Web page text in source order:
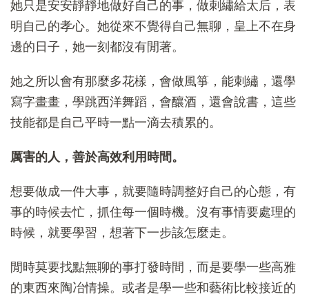
她只是安安靜靜地做好自己的事，做刺繡給太后，表
明自己的孝心。她從來不覺得自己無聊，皇上不在身
邊的日子，她一刻都沒有閒著。
她之所以會有那麼多花樣，會做風箏，能刺繡，還學
寫字畫畫，學跳西洋舞蹈，會釀酒，還會說書，這些
技能都是自己平時一點一滴去積累的。
厲害的人，善於高效利用時間。
想要做成一件大事，就要隨時調整好自己的心態，有
事的時候去忙，抓住每一個時機。沒有事情要處理的
時候，就要學習，想著下一步該怎麼走。
閒時莫要找點無聊的事打發時間，而是要學一些高雅
的東西來陶冶情操。或者是學一些和藝術比較接近的